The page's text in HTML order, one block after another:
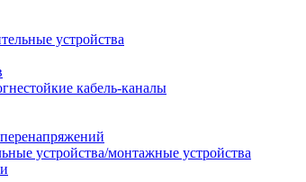
устройства
кабель-каналы
устройства/монтажные устройства